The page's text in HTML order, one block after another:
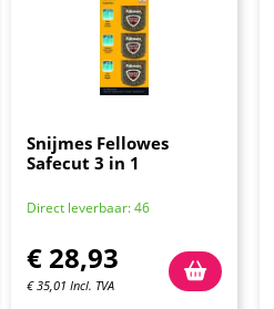
Snijmes Fellowes
Safecut 3 in 1
Direct leverbaar: 46
€ 28,93
€35,01 Incl. TVA